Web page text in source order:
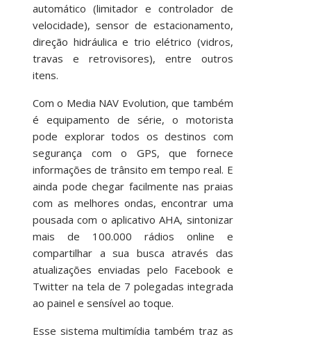
automático (limitador e controlador de
velocidade), sensor de estacionamento,
direção hidráulica e trio elétrico (vidros,
travas e retrovisores), entre outros
itens.
Com o Media NAV Evolution, que também
é equipamento de série, o motorista
pode explorar todos os destinos com
segurança com o GPS, que fornece
informações de trânsito em tempo real. E
ainda pode chegar facilmente nas praias
com as melhores ondas, encontrar uma
pousada com o aplicativo AHA, sintonizar
mais de 100.000 rádios online e
compartilhar a sua busca através das
atualizações enviadas pelo Facebook e
Twitter na tela de 7 polegadas integrada
ao painel e sensível ao toque.
Esse sistema multimídia também traz as